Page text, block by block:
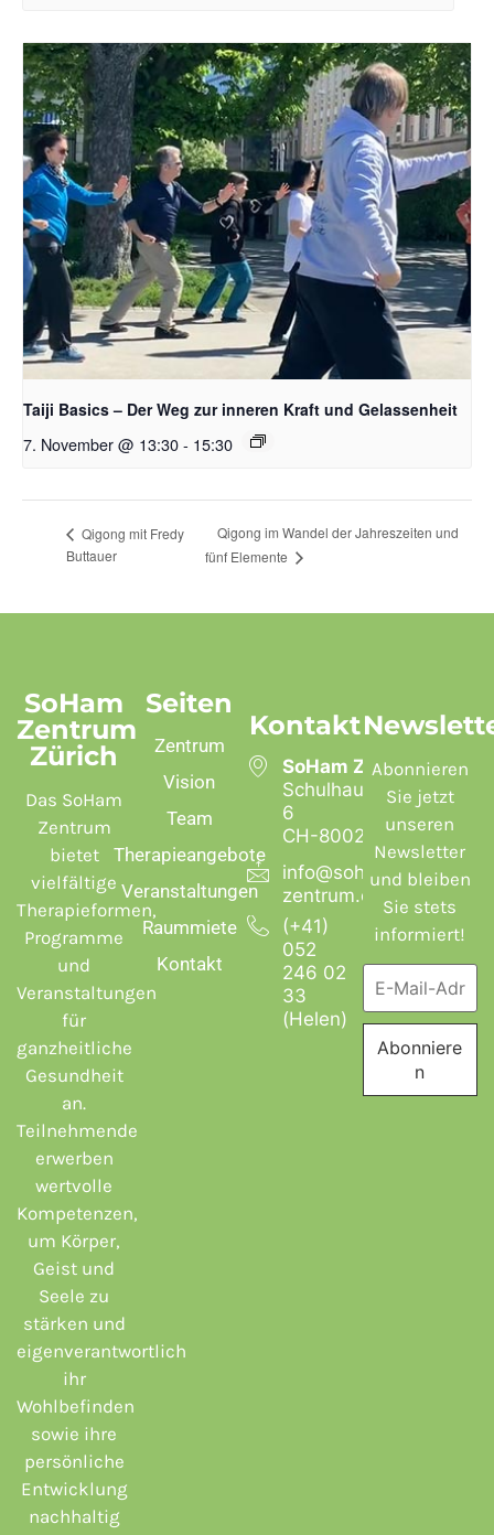
Taiji Basics – Der Weg zur inneren Kraft und Gelassenheit
7. November @ 13:30- 15:30
Qigong mit Fredy
Buttauer
Qigong im Wandel der Jahreszeiten und
fünf Elemente
SoHam
Zentrum
Zürich
Das SoHam
Zentrum
bietet
vielfältige
Therapieformen,
Programme
und
Veranstaltungen
für
ganzheitliche
Gesundheit
an.
Teilnehmende
erwerben
wertvolle
Kompetenzen,
um Körper,
Geist und
Seele zu
stärken und
eigenverantwortlich
ihr
Wohlbefinden
sowie ihre
persönliche
Entwicklung
nachhaltig
Seiten
Zentrum
Vision
Team
Therapieangebote
Veranstaltungen
Raummiete
Kontakt
Kontakt
SoHam Zentrum
Schulhausstrasse
6
CH-8002 Zürich
info@soham-
zentrum.ch
(+41)
052
246 02
33
(Helen)
Abonnieren
Sie jetzt
unseren
Newsletter
und bleiben
Sie stets
informiert!